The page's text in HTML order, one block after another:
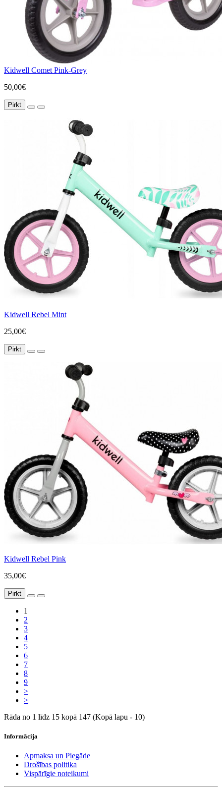
Kidwell Comet Pink-Grey
50,00€
Pirkt
Kidwell Rebel Mint
25,00€
Pirkt
Kidwell Rebel Pink
35,00€
Pirkt
1
2
3
4
5
6
7
8
9
>
>|
Rāda no 1 līdz 15 kopā 147 (Kopā lapu - 10)
Informācija
Apmaksa un Piegāde
Drošības politika
Vispārīgie noteikumi